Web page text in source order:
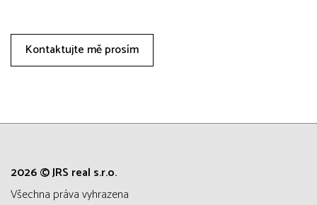
Kontaktujte mě prosím
2026 © JRS real s.r.o.
všechna práva vyhrazena